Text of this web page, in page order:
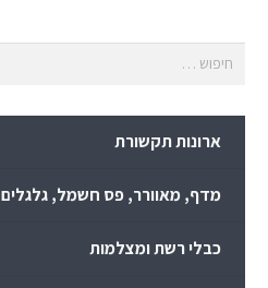
ארונות תקשורת
מדף, מאוורר, פס חשמל, גלגלים
כבלי רשת ומצלמות